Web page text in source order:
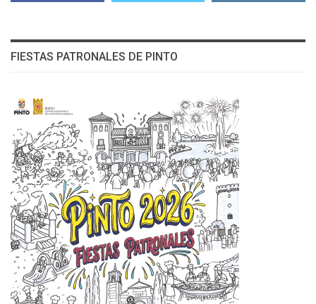
FIESTAS PATRONALES DE PINTO